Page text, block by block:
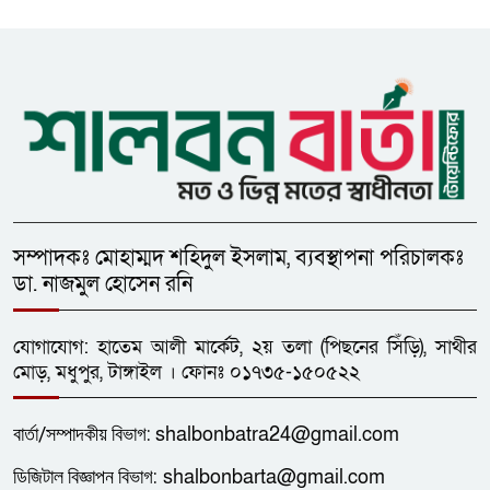
মৃত্যুর ঘটনায় প্রেমিকের শাস্তির
সম্পাদকঃ মোহাম্মদ শহিদুল ইসলাম, ব্যবস্থাপনা পরিচালকঃ
ডা. নাজমুল হোসেন রনি
যোগাযোগ: হাতেম আলী মার্কেট, ২য় তলা (পিছনের সিঁড়ি), সাথীর
মোড়, মধুপুর, টাঙ্গাইল । ফোনঃ ০১৭৩৫-১৫০৫২২
বার্তা/সম্পাদকীয়বিভাগ: shalbonbatra24@gmail.com
ডিজিটাল বিজ্ঞাপন বিভাগ: shalbonbarta@gmail.com